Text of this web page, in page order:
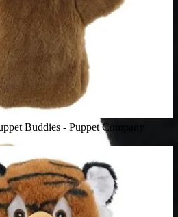
Buddies - Puppet Company